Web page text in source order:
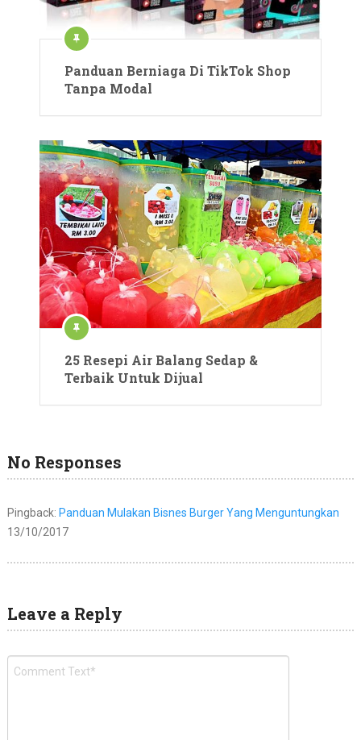
Panduan Berniaga Di TikTok Shop
Tanpa Modal
25 Resepi Air Balang Sedap &
Terbaik Untuk Dijual
No Responses
Pingback: Panduan Mulakan Bisnes Burger Yang Menguntungkan
13/10/2017
Leave a Reply